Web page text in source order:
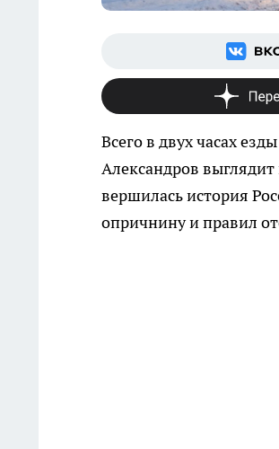
Всего в двух часах
Александров
вершилась история
опричнину и правил